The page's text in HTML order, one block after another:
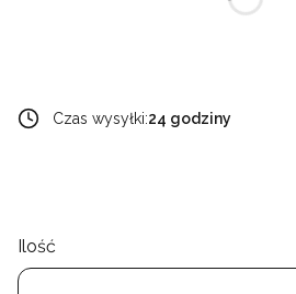
Czas wysyłki:24 godziny
Ilość